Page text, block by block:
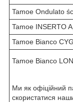
Tamoe Ondulato
Tamoe INSERTO
Tamoe Bianco
Tamoe Bianco
Ми як офіційний
скористатися